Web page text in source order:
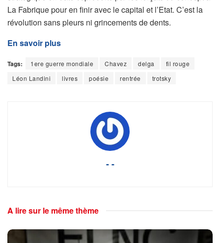
La Fabrique pour en finir avec le capital et l’Etat. C’est la
révolution sans pleurs ni grincements de dents.
En savoir plus
Tags: 1ere guerre mondiale Chavez delga
fil rouge
Léon Landini
livres poésie rentrée trotsky
- -
A lire sur le même thème